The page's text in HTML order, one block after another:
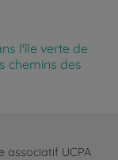
l'île verte de
chemins des
associatif UCPA